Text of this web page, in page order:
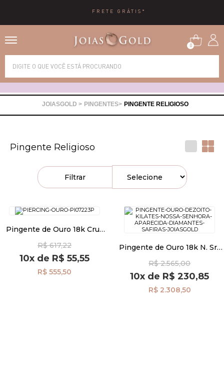
FRETE GRÁTIS*
0
PINGENTES PINGENTE RELIGIOSO
Pingente Religioso
Filtrar
Pingente de Ouro 18k Cruz
R$ 617,22
10x de R$ 55,55
R$ 555,50
Pingente de Ouro 18k N. Sra
Safiras pi23679
R$ 2.565,00
10x de R$ 230,85
R$ 2.308,50
Alianças
Anéis
Pulseiras